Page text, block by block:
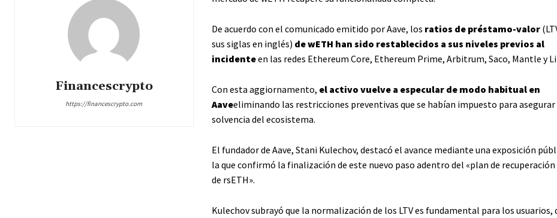
Financescrypto
https://financescrypto.com
De acuerdo con el comunicado emitido por Aave, los ratios de préstamo-valor
sus siglas en inglés) de wETH han sido restablecidos a sus niveles previos al
incidenteen las redes Ethereum Core, Ethereum Prime, Arbitrum, Saco, Mantle y
Con esta aggiornamento, el activo vuelve a especular de modo habitual en
Aaveeliminando las restricciones preventivas que se habían impuesto para asegurar
solvencia del ecosistema.
El fundador de Aave, Stani Kulechov, destacó el avance mediante una exposición
la que confirmó la finalización de este nuevo paso adentro del «plan de
de rsETH».
Kulechov subrayó que la normalización de los LTV es fundamental para los usuarios,